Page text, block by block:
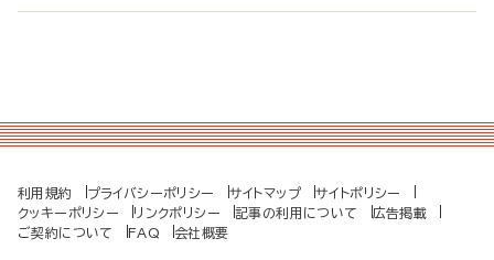
利用規約 プライバシーポリシー サイトマップ
サイトポリシー
クッキーポリシー
リンクポリシー 記事の利用について
広告掲載
ご契約について
FAQ 会社概要